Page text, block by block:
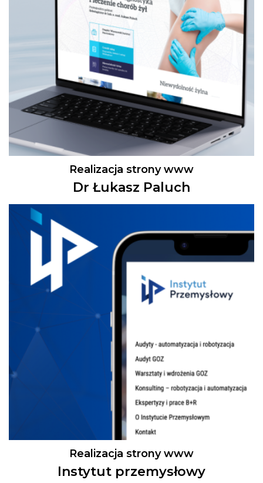
Realizacja strony www
Dr Łukasz Paluch
Realizacja strony www
Instytut przemysłowy